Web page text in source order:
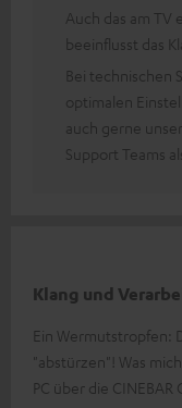
Auch das am TV
beeinflusst das
Bei technischen
optimalen
auch gerne
Support Teams
Klang und
Ein Wermutstropfen:
"abstürzen"! Was
PC über die CINEBAR